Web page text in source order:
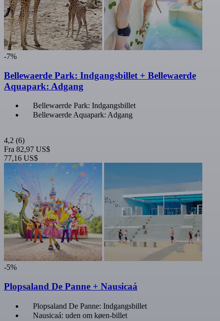
-7%
Bellewaerde Park: Indgangsbillet + Bellewaerde
Aquapark: Adgang
Bellewaerde Park: Indgangsbillet
Bellewaerde Aquapark: Adgang
4,2 (6)
Fra 82,97 US$
77,16 US$
-5%
Plopsaland De Panne + Nausicaá
Plopsaland De Panne: Indgangsbillet
Nausicaá: uden om køen-billet